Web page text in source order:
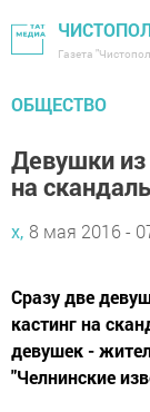
Газета
ОБЩЕСТВО
Девушки из
на
х, 8 мая 2016 -
Сразу две
кастинг на
девушек -
"Челнинские